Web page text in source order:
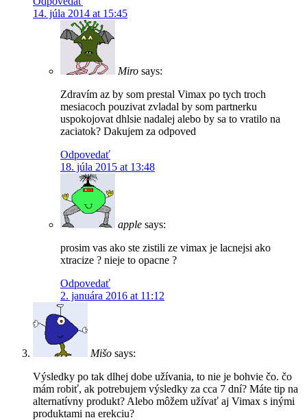
14. júla 2014 at 15:45
Miro says:
Zdravím az by som prestal Vimax po tych troch
mesiacoch pouzivat zvladal by som partnerku
uspokojovat dhlsie nadalej alebo by sa to vratilo na
zaciatok? Dakujem za odpoved
Odpovedať
18. júla 2015 at 13:48
apple says:
prosim vas ako ste zistili ze vimax je lacnejsi ako
xtracize ? nieje to opacne ?
Odpovedať
2. januára 2016 at 11:12
Mišo says:
Výsledky po tak dlhej dobe užívania, to nie je bohvie čo. čo
mám robiť, ak potrebujem výsledky za cca 7 dní? Máte tip na
alternatívny produkt? Alebo môžem užívať aj Vimax s inými
produktami na erekciu?